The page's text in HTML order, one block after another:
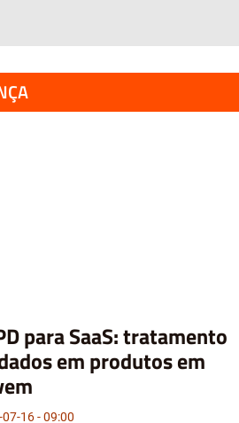
para SaaS: tratamento
em produtos em
16
09:00